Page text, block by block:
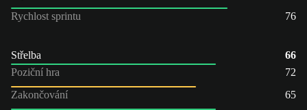
Rychlost sprintu
76
Střelba
66
Poziční hra
72
Zakončování
65